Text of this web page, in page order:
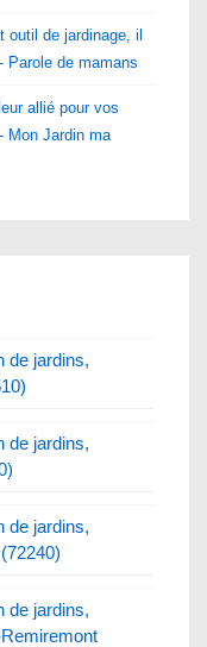
de jardinage, il
Parole de mamans
allié pour vos
Mon Jardin ma
de jardins,
de jardins,
de jardins,
de jardins,